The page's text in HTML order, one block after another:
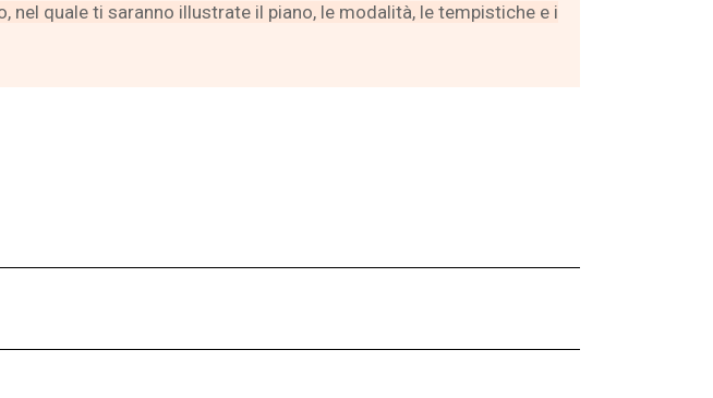
nel quale ti saranno illustrate il piano, le modalità, le tempistiche e i